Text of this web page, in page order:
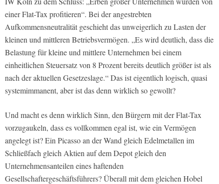
einer Flat-Tax profitieren“. Bei der angestrebten
Aufkommensneutralität geschieht das unweigerlich zu Lasten der
kleinen und mittleren Betriebsvermögen. „Es wird deutlich, dass die
Belastung für kleine und mittlere Unternehmen bei einem
einheitlichen Steuersatz von 8 Prozent bereits deutlich größer ist als
nach der aktuellen Gesetzeslage.“ Das ist eigentlich logisch, quasi
systemimmanent, aber ist das denn wirklich so gewollt?
Und macht es denn wirklich Sinn, den Bürgern mit der Flat-Tax
vorzugaukeln, dass es vollkommen egal ist, wie ein Vermögen
angelegt ist? Ein Picasso an der Wand gleich Edelmetallen im
Schließfach gleich Aktien auf dem Depot gleich den
Unternehmensanteilen eines haftenden
Gesellschaftergeschäftsführers? Überall mit dem gleichen Hobel